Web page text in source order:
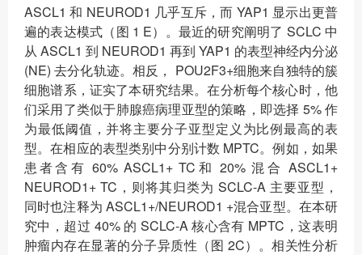
ASCL1 和 NEUROD1 几乎互斥，而 YAP1 显示出更普
遍的表达模式（图 1 E）。最近的研究阐明了 SCLC 中
从 ASCL1 到 NEUROD1 再到 YAP1 的表型神经内分泌
(NE) 去分化轨迹。相反， POU2F3+细胞来自独特的簇
细胞谱系，证实了本研究结果。在分析每个核心时，他
们采用了类似于肺腺癌病理亚型的策略，即选择 5% 作
为最低阈值，并将主要分子亚型定义为比例最高的表
型。在相应的表型类别中分别计数 MPTC。例如，如果
患者含有 60% ASCL1+ TC和 20% 混合 ASCL1+
NEUROD1+ TC，则将其归类为 SCLC-A 主要亚型，
同时也注释为 ASCL1+/NEUROD1 +混合亚型。在本研
究中，超过 40% 的 SCLC-A 核心含有 MPTC，这表明
肿瘤内存在显著的分子异质性（图 2C）。相关性分析